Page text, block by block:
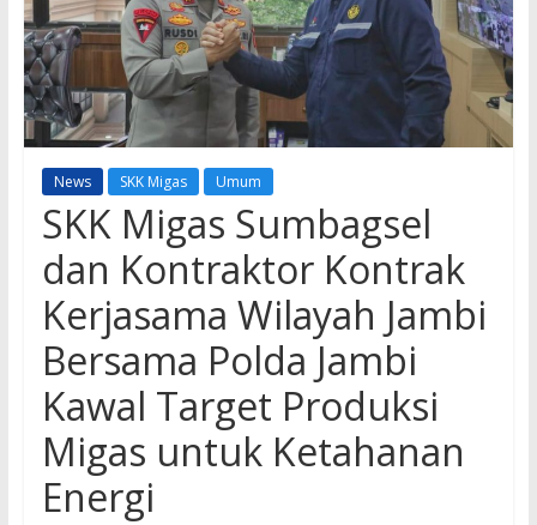
News SKK Migas Umum
SKK Migas Sumbagsel
dan Kontraktor Kontrak
Kerjasama Wilayah Jambi
Bersama Polda Jambi
Kawal Target Produksi
Migas untuk Ketahanan
Energi